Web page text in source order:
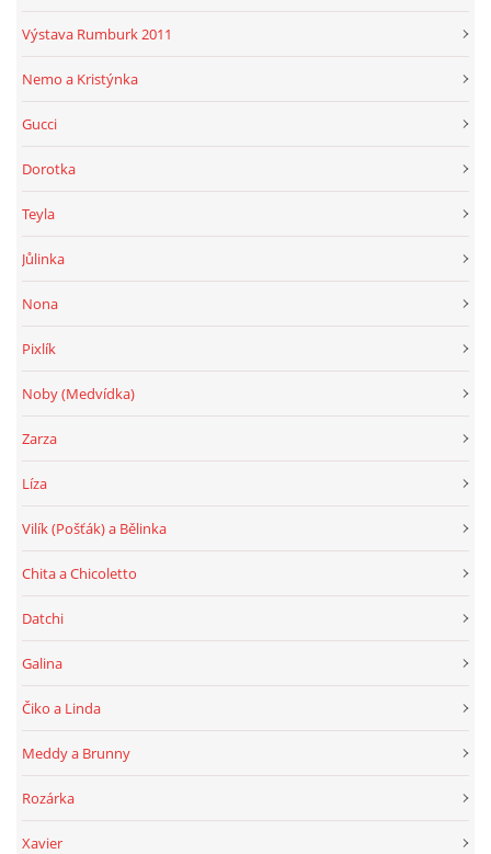
Výstava Rumburk 2011
Nemo a Kristýnka
Gucci
Dorotka
Teyla
Jůlinka
Nona
Pixlík
Noby (Medvídka)
Zarza
Líza
Vilík (Pošťák) a Bělinka
Chita a Chicoletto
Datchi
Galina
Čiko a Linda
Meddy a Brunny
Rozárka
Xavier